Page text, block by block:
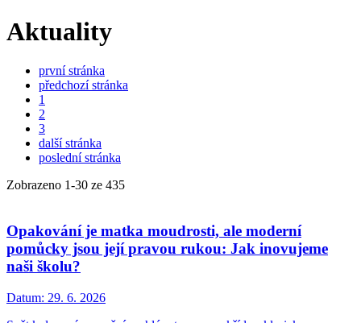
Aktuality
první stránka
předchozí stránka
1
2
3
další stránka
poslední stránka
Zobrazeno 1-30 ze 435
Opakování je matka moudrosti, ale moderní
pomůcky jsou její pravou rukou: Jak inovujeme
naši školu?
Datum: 29. 6. 2026